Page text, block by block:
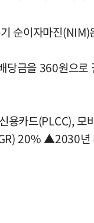
순이자마진
금을 360원으
용카드(PLCC),
20% ▲2030년